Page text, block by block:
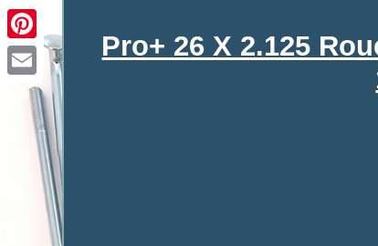
Pro+ 26 X 2.125